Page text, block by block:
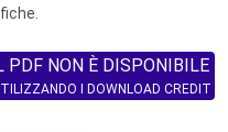
PDF NON È DISPONIBILE
I DOWNLOAD CREDIT